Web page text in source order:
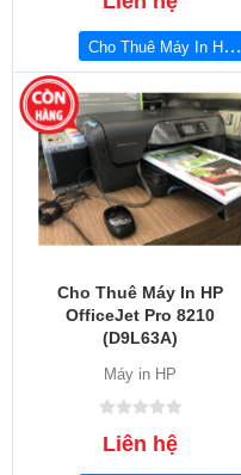
Cho Thuê Máy In HP OfficeJet 7612 Wide Format e-All-in-One (G1X85A)
Cho Thuê Máy In HP
OfficeJet Pro 8210
(D9L63A)
Máy in HP
Liên hệ